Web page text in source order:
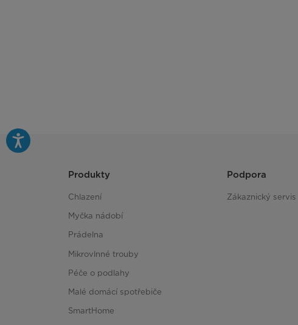
Produkty
Chlazení
Myčka nádobí
Prádelna
Mikrovlnné trouby
Péče o podlahy
Malé domácí spotřebiče
SmartHome
Podpora
Zákaznický servis